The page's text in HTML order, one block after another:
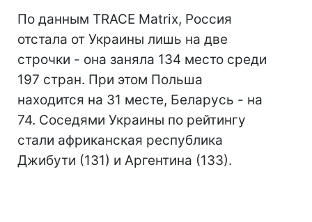
По данным TRACE Matrix, Россия
отстала от Украины лишь на две
строчки - она заняла 134 место среди
197 стран. При этом Польша
находится на 31 месте, Беларусь - на
74. Соседями Украины по рейтингу
стали африканская республика
Джибути (131) и Аргентина (133).